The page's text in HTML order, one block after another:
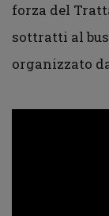
forza del
sottratti al
organizzato